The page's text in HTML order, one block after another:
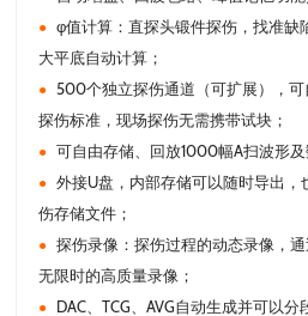
● φ值计算：直探头锻件探伤，找准缺
大平底自动计算；
● 500个独立探伤通道（可扩展），
探伤标准，现场探伤无需携带试块；
● 可自由存储、回放1000幅A扫波形及
● 外接U盘，内部存储可以随时导出，
伤存储文件；
● 探伤录像：探伤过程的动态录像，
无限时的高质量录像；
● DAC、TCG、AVG自动生成并可以